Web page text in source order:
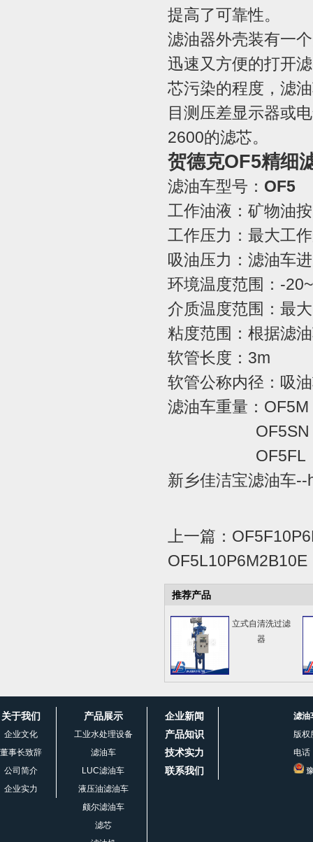
提高了可靠性。
滤油器外壳装有一
迅速又方便的打开
芯污染的程度，滤
目测压差显示器或
2600的滤芯。
贺德克OF5精细
滤油车型号： OF5
工作油液：矿物油
工作压力：最大工
吸油压力：滤油车
环境温度范围：-
介质温度范围：最
粘度范围：根据滤
软管长度：3m
软管公称内径：吸
滤油车重量：
OF5SN
OF5FL
新乡佳洁宝滤油车--
上一篇：
OF5L10P6M2B10E
推荐产品
立式自清洗过滤
器
关于我们
企业文化
董事长致辞
公司简介
企业实力
产品展示
工业水处理设备
滤油车
LUC滤油车
液压油滤油车
颇尔滤油车
滤芯
企业新闻
产品知识
技术实力
联系我们
滤油
版权
电话